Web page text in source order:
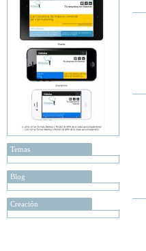
Temas
Blog
Creación